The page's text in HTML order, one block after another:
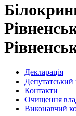
Декларація
Депутатський
Контакти
Очищення
Виконавчий